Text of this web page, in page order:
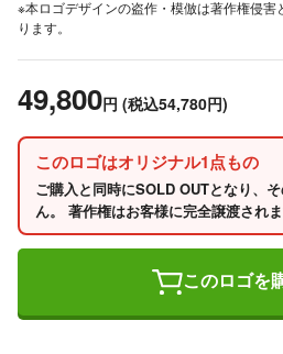
※本ロゴデザインの盗作・模倣は著作権侵
ります。
49,800円 (税込54,780円)
このロゴはオリジナル1点もの
ご購入と同時にSOLD OUTとなり、
ん。 著作権はお客様に完全譲渡されま
このロゴを